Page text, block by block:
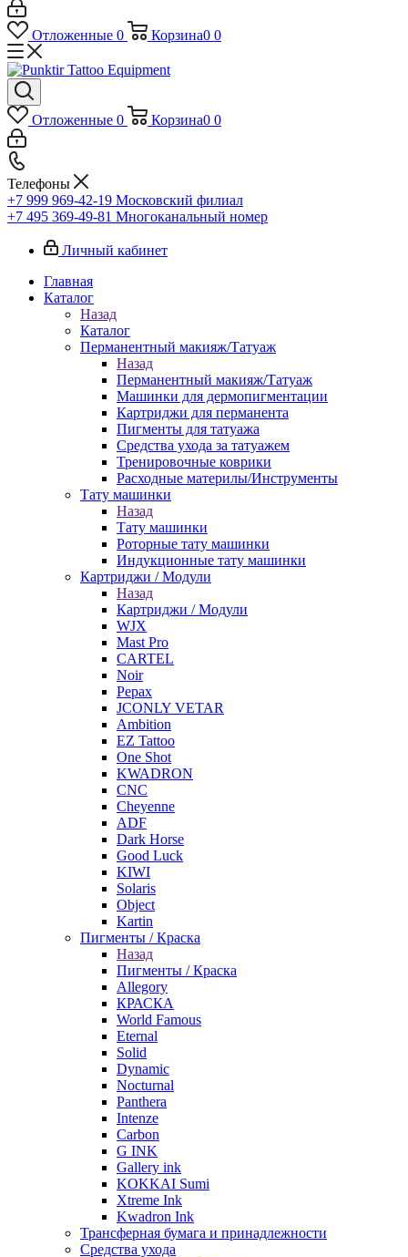
Отложенные 0 Корзина0 0
Отложенные 0 Корзина0 0
Телефоны
+7 999 969-42-19 Московский филиал
+7 495 369-49-81 Многоканальный номер
Личный кабинет
Главная
Каталог
Назад
Каталог
Перманентный макияж/Татуаж
Назад
Перманентный макияж/Татуаж
Машинки для дермопигментации
Картриджи для перманента
Пигменты для татуажа
Средства ухода за татуажем
Тренировочные коврики
Расходные материлы/Инструменты
Тату машинки
Назад
Тату машинки
Роторные тату машинки
Индукционные тату машинки
Картриджи / Модули
Назад
Картриджи / Модули
WJX
Mast Pro
CARTEL
Noir
Pepax
JCONLY VETAR
Ambition
EZ Tattoo
One Shot
KWADRON
CNC
Cheyenne
ADF
Dark Horse
Good Luck
KIWI
Solaris
Object
Kartin
Пигменты / Краска
Назад
Пигменты / Краска
Allegory
КРАСКА
World Famous
Eternal
Solid
Dynamic
Nocturnal
Panthera
Intenze
Carbon
G INK
Gallery ink
KOKKAI Sumi
Xtreme Ink
Kwadron Ink
Трансферная бумага и принадлежности
Средства ухода